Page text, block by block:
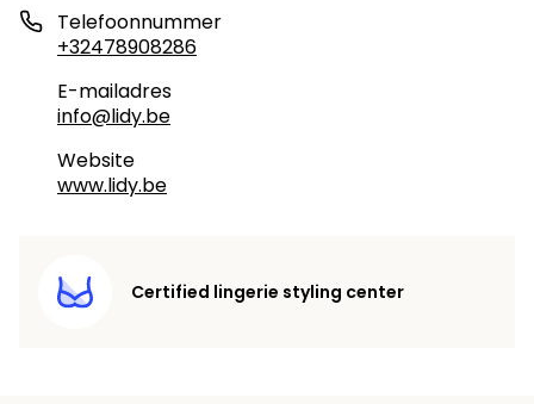
Telefoonnummer
+32478908286
E-mailadres
info@lidy.be
Website
www.lidy.be
Certified lingerie styling center